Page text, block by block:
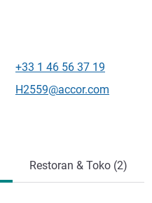
Telepon
+33 1 46 56 37 19
Email kontak
H2559@accor.com
Restoran & Toko (2)